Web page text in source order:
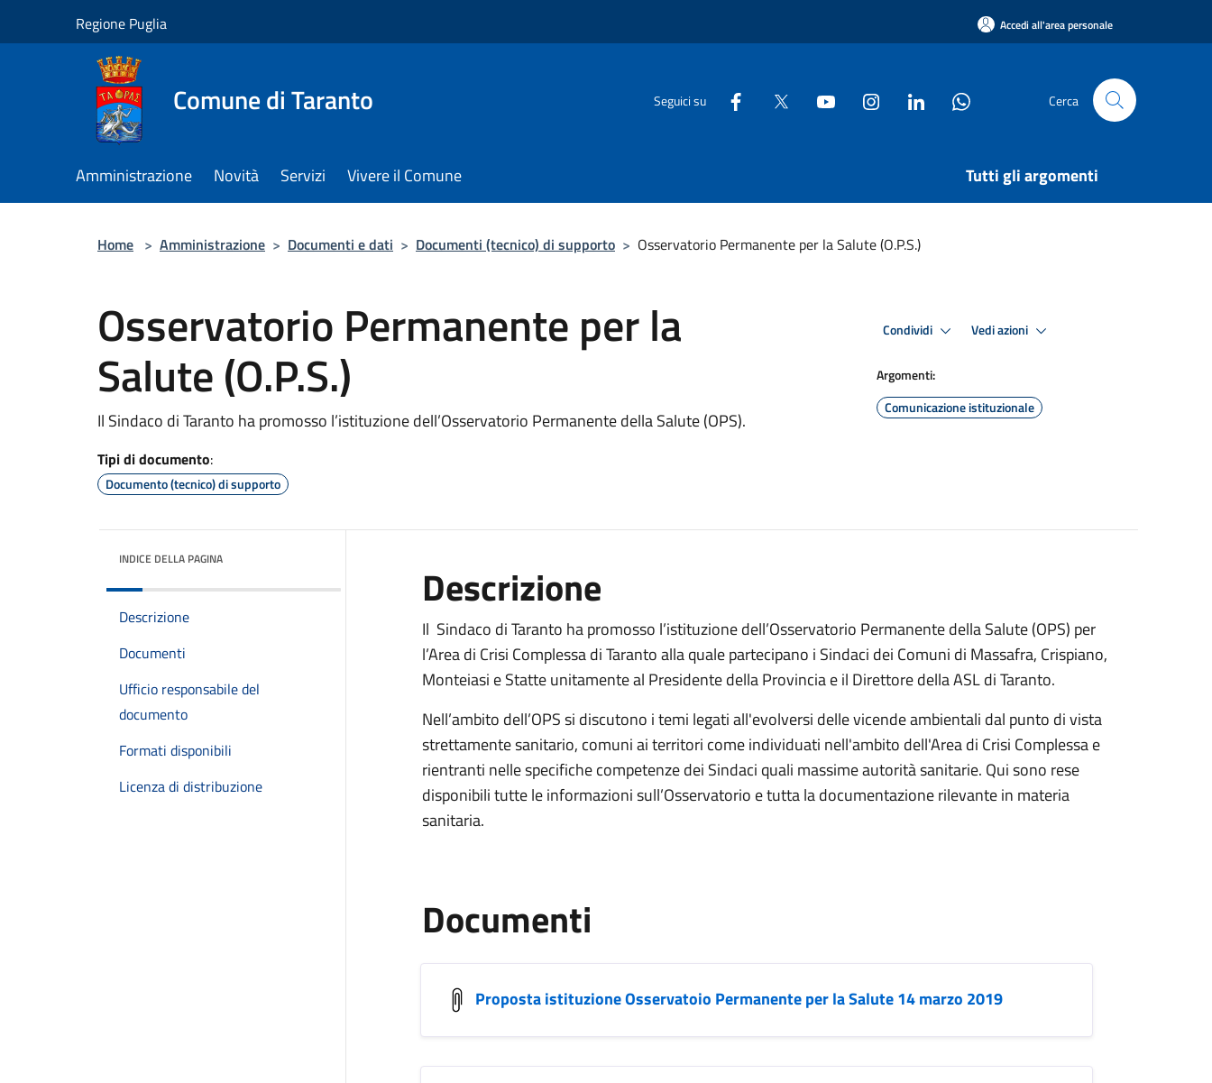
Regione Puglia Accedi all'area personale
Comune di Taranto Seguici su Cerca
Amministrazione Novità Servizi Vivere il Comune Tutti gli argomenti
Home > Amministrazione > Documenti e dati > Documenti (tecnico) di supporto > Osservatorio Permanente per la Salute (O.P.S.)
Osservatorio Permanente per la
Salute (O.P.S.)
Il Sindaco di Taranto ha promosso l’istituzione dell’Osservatorio Permanente della Salute (OPS).
Tipi di documento:
Documento (tecnico) di supporto
Condividi Vedi azioni
Argomenti:
Comunicazione istituzionale
INDICE DELLA PAGINA
Descrizione
Documenti
Ufficio responsabile del
documento
Formati disponibili
Licenza di distribuzione
Descrizione
Il Sindaco di Taranto ha promosso l’istituzione dell’Osservatorio Permanente della Salute (OPS) per
l’Area di Crisi Complessa di Taranto alla quale partecipano i Sindaci dei Comuni di Massafra, Crispiano,
Monteiasi e Statte unitamente al Presidente della Provincia e il Direttore della ASL di Taranto.
Nell’ambito dell’OPS si discutono i temi legati all'evolversi delle vicende ambientali dal punto di vista
strettamente sanitario, comuni ai territori come individuati nell'ambito dell'Area di Crisi Complessa e
rientranti nelle specifiche competenze dei Sindaci quali massime autorità sanitarie. Qui sono rese
disponibili tutte le informazioni sull’Osservatorio e tutta la documentazione rilevante in materia
sanitaria.
Documenti
Proposta istituzione Osservatoio Permanente per la Salute 14 marzo 2019